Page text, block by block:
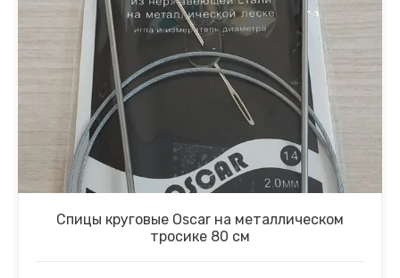
Спицы круговые Oscar на металлическом
тросике 80 см